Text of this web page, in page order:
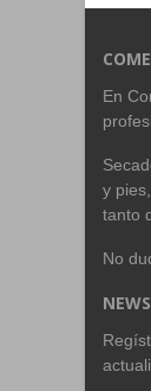
En
y
tanto
No